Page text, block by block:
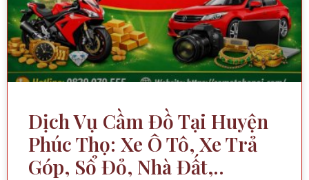
Dịch Vụ Cầm Đồ Tại Huyện
Phúc Thọ: Xe Ô Tô, Xe Trả
Góp, Sổ Đỏ, Nhà Đất,..